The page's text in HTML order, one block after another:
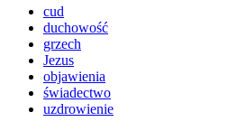
cud
duchowość
grzech
Jezus
objawienia
świadectwo
uzdrowienie